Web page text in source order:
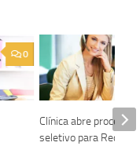
0
Clínica abre processo
seletivo para